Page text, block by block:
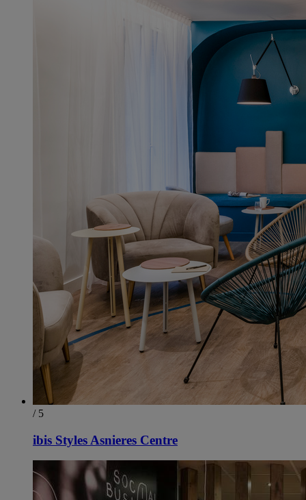
/ 5
ibis Styles Asnieres Centre